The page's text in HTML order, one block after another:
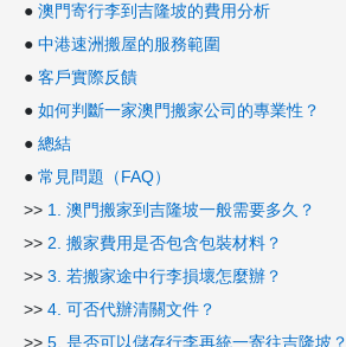
● 澳門寄行李到吉隆坡的費用分析
● 中港速洲搬屋的服務範圍
● 客戶實際反饋
● 如何判斷一家澳門搬家公司的專業性？
● 總結
● 常見問題（FAQ）
>> 1. 澳門搬家到吉隆坡一般需要多久？
>> 2. 搬家費用是否包含包裝材料？
>> 3. 若搬家途中行李損壞怎麼辦？
>> 4. 可否代辦清關文件？
>> 5. 是否可以儲存行李再統一寄往吉隆坡？